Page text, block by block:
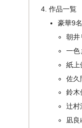
作品一覧
豪華9
朝井
一色
紙上
佐久
鈴木
辻村
凪良